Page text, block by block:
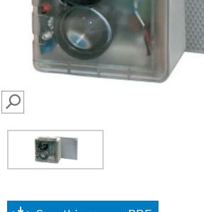
SEARCH